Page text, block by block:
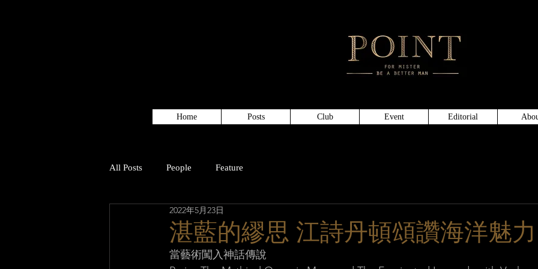
Home Posts Club Event Editorial
All Posts People Feature
湛藍的繆思 江詩丹頓頌讚海洋魅力
2022年5月23日
當藝術闖入神話傳說